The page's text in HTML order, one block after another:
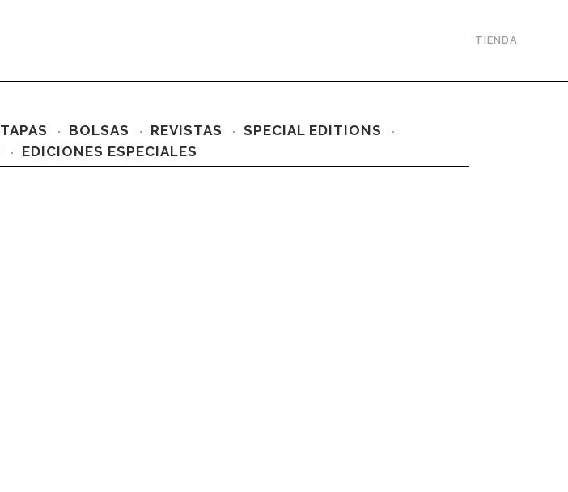
TIENDA
TAPAS BOLSAS REVISTAS
SPECIAL EDITIONS
EDICIONES ESPECIALES